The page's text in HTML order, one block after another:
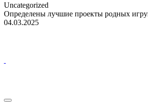
Uncategorized
Определены лучшие проекты родных
04.03.2025